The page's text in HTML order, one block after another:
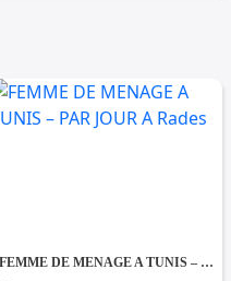
FEMME DE MENAGE A TUNIS – PAR JOUR A Rades